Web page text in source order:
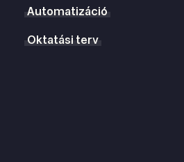
Automatizáció
Oktatási terv